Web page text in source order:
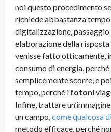
noi questo procedimento
richiede abbastanza
digitalizzazione, passaggio
elaborazione della
venisse fatto otticamente,
consumo di energia,
semplicemente scorre, e
tempo, perché i fotoni
Infine, trattare
un campo, come qualcosa
metodo efficace, perché